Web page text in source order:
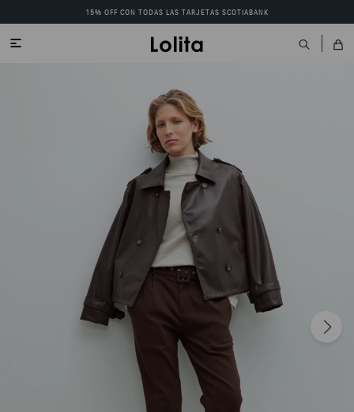
15% OFF CON TODAS LAS TARJETAS SCOTIABANK
